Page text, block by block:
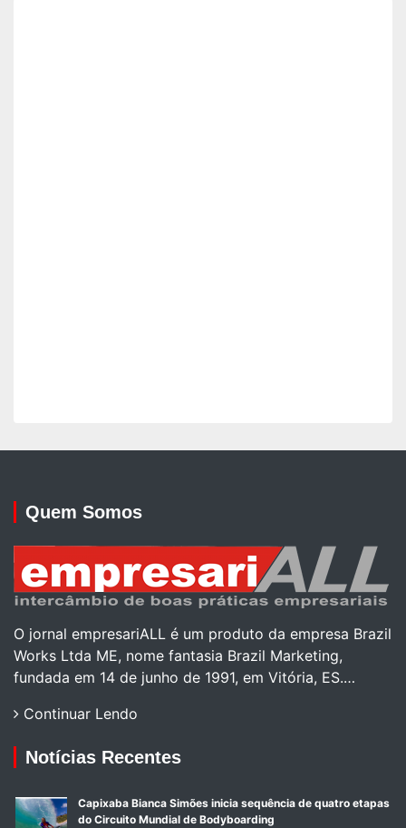
Quem Somos
O jornal empresariALL é um produto da empresa Brazil
Works Ltda ME, nome fantasia Brazil Marketing,
fundada em 14 de junho de 1991, em Vitória, ES.…
Continuar Lendo
Notícias Recentes
Capixaba Bianca Simões inicia sequência de quatro etapas
do Circuito Mundial de Bodyboarding